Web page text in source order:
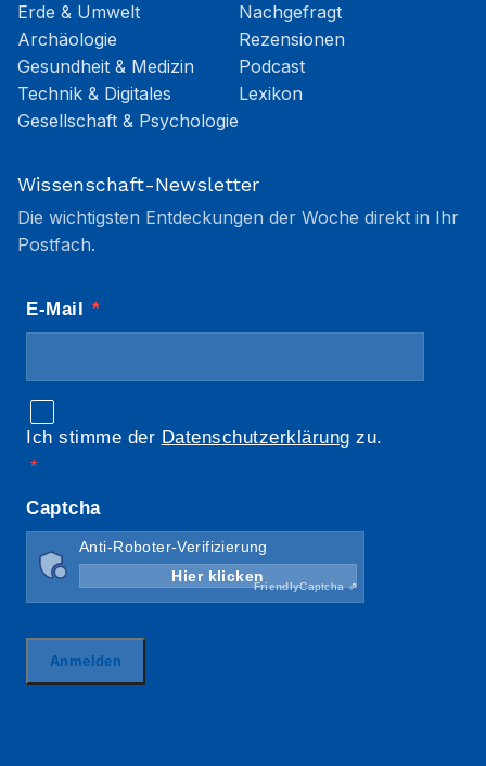
Erde & Umwelt
Archäologie
Gesundheit & Medizin
Technik & Digitales
Gesellschaft & Psychologie
Nachgefragt
Rezensionen
Podcast
Lexikon
Wissenschaft-Newsletter
Die wichtigsten Entdeckungen der Woche direkt in Ihr
Postfach.